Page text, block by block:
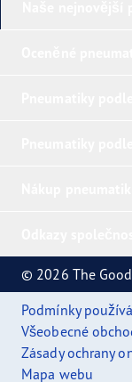
© 2026 The
Podmínky
Všeobecné
Zásady ochrany
Mapa webu